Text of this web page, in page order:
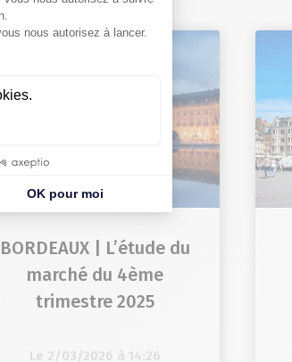
BORDEAUX | L’étude du
marché du 4ème
trimestre 2025
Le 2/03/2026 à 14:26